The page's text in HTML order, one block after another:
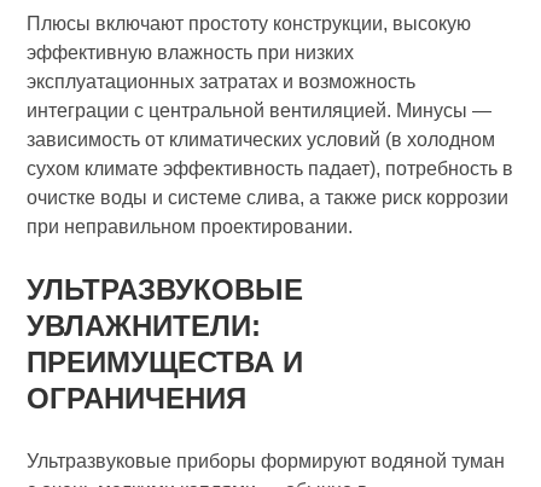
Плюсы включают простоту конструкции, высокую
эффективную влажность при низких
эксплуатационных затратах и возможность
интеграции с центральной вентиляцией. Минусы —
зависимость от климатических условий (в холодном
сухом климате эффективность падает), потребность в
очистке воды и системе слива, а также риск коррозии
при неправильном проектировании.
УЛЬТРАЗВУКОВЫЕ
УВЛАЖНИТЕЛИ:
ПРЕИМУЩЕСТВА И
ОГРАНИЧЕНИЯ
Ультразвуковые приборы формируют водяной туман